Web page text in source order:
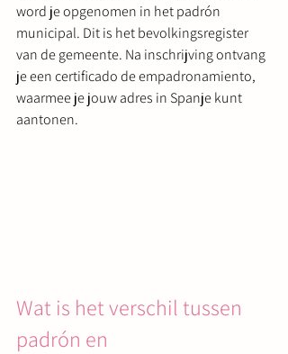
word je opgenomen in het padrón
municipal. Dit is het bevolkingsregister
van de gemeente. Na inschrijving ontvang
je een certificado de empadronamiento,
waarmee je jouw adres in Spanje kunt
aantonen.
Wat is het verschil tussen
padrón en